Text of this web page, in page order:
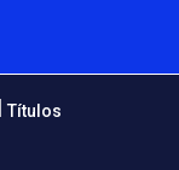
Títulos